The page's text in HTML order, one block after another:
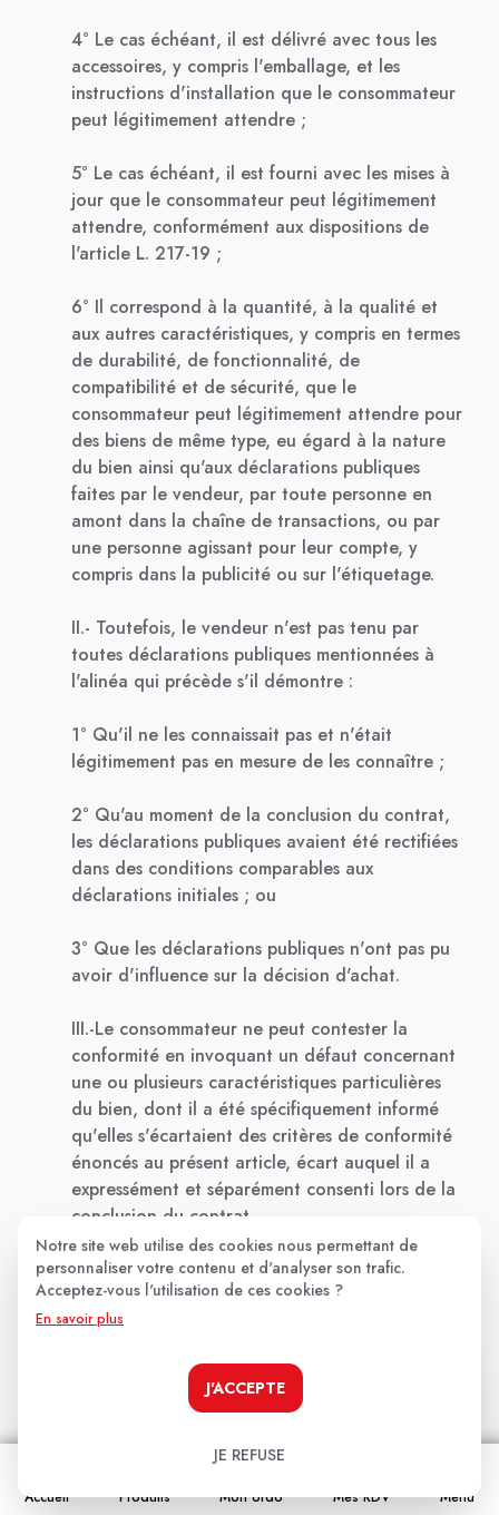
Accueil Produits Mon ordo Mes RDV Menu
4° Le cas échéant, il est délivré avec tous les
accessoires, y compris l'emballage, et les
instructions d'installation que le consommateur
peut légitimement attendre ;
5° Le cas échéant, il est fourni avec les mises à
jour que le consommateur peut légitimement
attendre, conformément aux dispositions de
l'article L. 217-19 ;
6° Il correspond à la quantité, à la qualité et
aux autres caractéristiques, y compris en termes
de durabilité, de fonctionnalité, de
compatibilité et de sécurité, que le
consommateur peut légitimement attendre pour
des biens de même type, eu égard à la nature
du bien ainsi qu'aux déclarations publiques
faites par le vendeur, par toute personne en
amont dans la chaîne de transactions, ou par
une personne agissant pour leur compte, y
compris dans la publicité ou sur l'étiquetage.
II.- Toutefois, le vendeur n'est pas tenu par
toutes déclarations publiques mentionnées à
l'alinéa qui précède s'il démontre :
1° Qu'il ne les connaissait pas et n'était
légitimement pas en mesure de les connaître ;
2° Qu'au moment de la conclusion du contrat,
les déclarations publiques avaient été rectifiées
dans des conditions comparables aux
déclarations initiales ; ou
3° Que les déclarations publiques n'ont pas pu
avoir d'influence sur la décision d'achat.
III.-Le consommateur ne peut contester la
conformité en invoquant un défaut concernant
une ou plusieurs caractéristiques particulières
du bien, dont il a été spécifiquement informé
qu'elles s'écartaient des critères de conformité
énoncés au présent article, écart auquel il a
expressément et séparément consenti lors de la
conclusion du contrat.
-Article 1641 du Code Civil: le vendeur est tenu
de la garantie à raison des défauts cachés de la
chose vendue qui la rendent impropre à l'usage
auquel on la destine, ou qui diminuent
pas acquise, ou n'en aurait donné qu'un
moindre prix, s'il les avait connus.
Notre site web utilise des cookies nous permettant de
personnaliser votre contenu et d'analyser son trafic.
Acceptez-vous l'utilisation de ces cookies ?
En savoir plus
J'ACCEPTE
JE REFUSE